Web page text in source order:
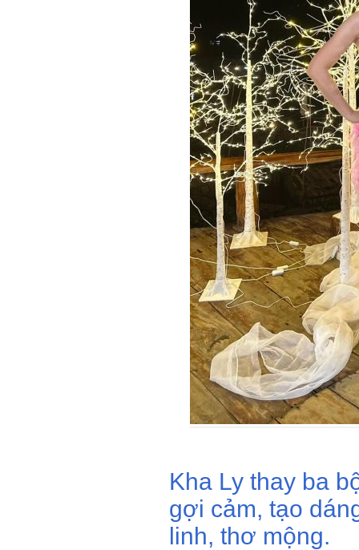
Kha Ly thay ba
gợi cảm, tạo
linh, thơ mộng.